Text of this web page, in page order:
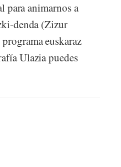
para animarnos a
denda (Zizur
euskaraz
Ulazia puedes